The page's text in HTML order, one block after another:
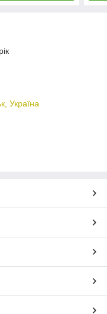
Україна